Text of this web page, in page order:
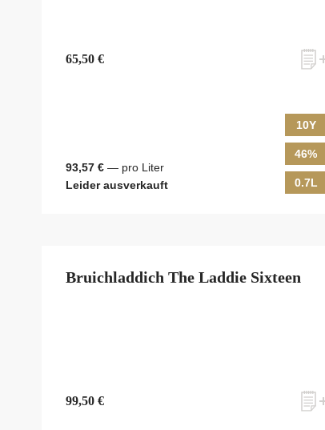
65,50 €
93,57 € — pro Liter
Leider ausverkauft
10Y
46%
0.7L
Bruichladdich The Laddie Sixteen
99,50 €